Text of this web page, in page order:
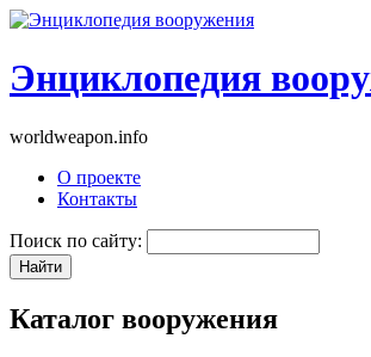
Энциклопедия
worldweapon.info
О проекте
Контакты
Поиск по сайту:
Каталог вооружения